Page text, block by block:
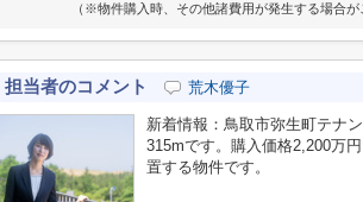
（※物件購入時、その他諸費用が発生する場合が
担当者のコメント 荒木優子
新着情報：鳥取市弥生町テナ
315mです。購入価格2,200万
置する物件です。